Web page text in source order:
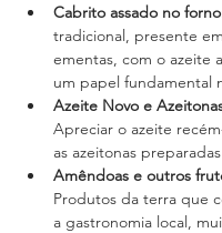
Cabrito assado no forno
tradicional, presente
ementas, com o azeite
um papel fundamental
Azeite Novo e
Apreciar o azeite
as azeitonas
Amêndoas e outros
Produtos da terra que
a gastronomia local,